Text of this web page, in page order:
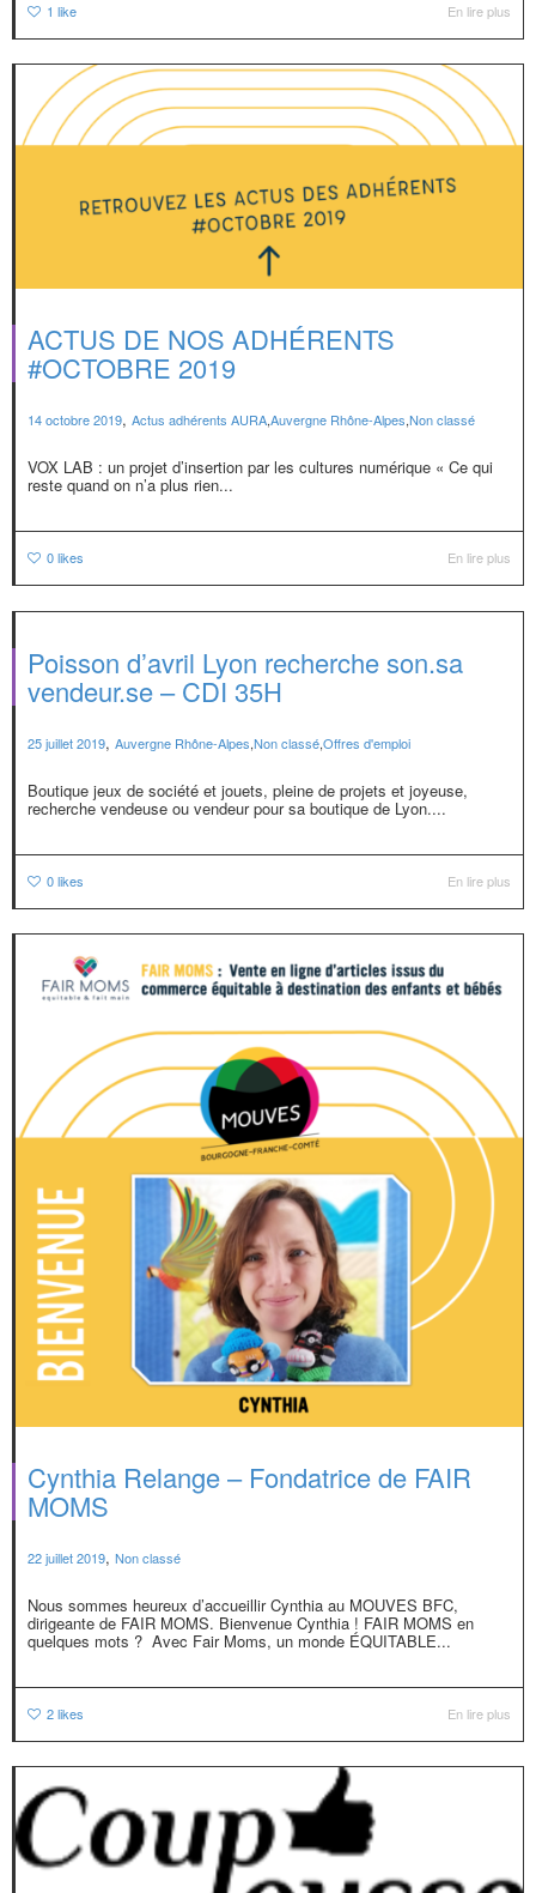
1 like En lire plus
ACTUS DE NOS ADHÉRENTS
#OCTOBRE 2019
14 octobre 2019, Actus adhérents AURA,Auvergne Rhône-Alpes,Non classé
VOX LAB : un projet d’insertion par les cultures numérique « Ce qui
reste quand on n’a plus rien...
0likes En lire plus
Poisson d’avril Lyon recherche son.sa
vendeur.se – CDI 35H
25 juillet 2019, Auvergne Rhône-Alpes,Non classé,Offres d'emploi
Boutique jeux de société et jouets, pleine de projets et joyeuse,
recherche vendeuse ou vendeur pour sa boutique de Lyon....
0likes En lire plus
Cynthia Relange – Fondatrice de FAIR
MOMS
22 juillet 2019, Non classé
Nous sommes heureux d’accueillir Cynthia au MOUVES BFC,
dirigeante de FAIR MOMS. Bienvenue Cynthia ! FAIR MOMS en
quelques mots ? Avec Fair Moms, un monde ÉQUITABLE...
2likes En lire plus